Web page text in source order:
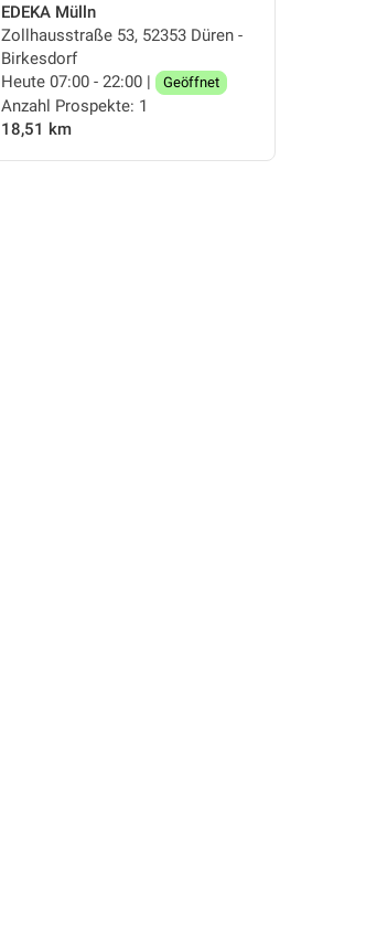
EDEKA Mülln
Zollhausstraße 53, 52353 Düren -
Birkesdorf
Heute 07:00 - 22:00 |
Geöffnet
Anzahl Prospekte: 1
18,51 km